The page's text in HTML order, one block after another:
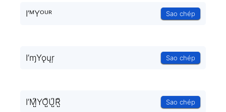
I’ᴹYᴼᵁᴿ Sao chép
I’ɱYǫųŗ Sao chép
I’M̺͆YO̺͆U̺͆R̺͆ Sao chép